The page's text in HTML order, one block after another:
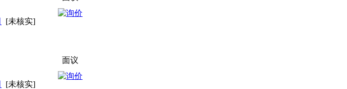
[未核实]
[未核实]
面议